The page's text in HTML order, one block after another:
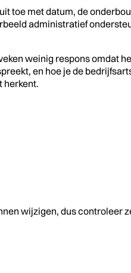
toe met datum, de
administratief
weinig respons omdat
en hoe je de
herkent.
wijzigen, dus controleer